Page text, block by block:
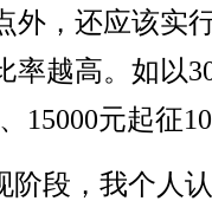
外，还应该实
率越高。如以
15000元起征
，我个人认